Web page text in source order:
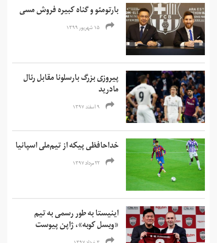
بارتومئو و گناه کبیره فروش مسی
۱۵ شهریور ۱۳۹۹
پیروزی بزرگ بارسلونا مقابل رئال
مادرید
۹ اسفند ۱۳۹۷
خداحافظی پیکه از تیم‌ملی اسپانیا
۲۲ مرداد ۱۳۹۷
اینیستا به طور رسمی به تیم
«ویسل کوبه»، ژاپن پیوست